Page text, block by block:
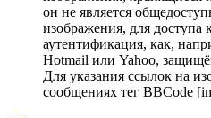
он не является
изображения, для доступа
аутентификация, как,
Hotmail или Yahoo,
Для указания ссылок на
сообщениях тег BBCode